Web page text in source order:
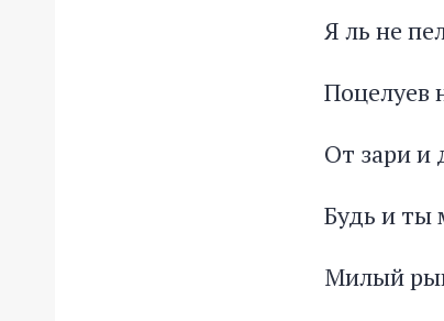
Я ль не
Поцелуев
От зари и
Будь и ты
Милый